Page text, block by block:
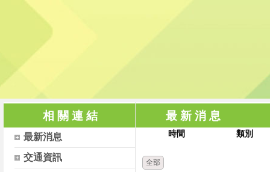
相 關 連 結
最新消息
交通資訊
最 新 消 息
時間 類別
全部